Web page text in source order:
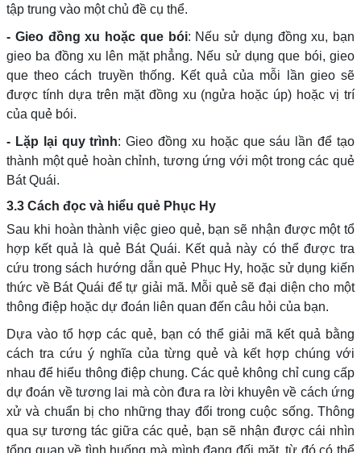
tập trung vào một chủ đề cụ thể.
- Gieo đồng xu hoặc que bói: Nếu sử dụng đồng xu, bạn
gieo ba đồng xu lên mặt phẳng. Nếu sử dụng que bói, gieo
que theo cách truyền thống. Kết quả của mỗi lần gieo sẽ
được tính dựa trên mặt đồng xu (ngửa hoặc úp) hoặc vị trí
của quẻ bói.
- Lặp lại quy trình: Gieo đồng xu hoặc que sáu lần để tạo
thành một quẻ hoàn chỉnh, tương ứng với một trong các quẻ
Bát Quái.
3.3 Cách đọc và hiểu quẻ Phục Hy
Sau khi hoàn thành việc gieo quẻ, bạn sẽ nhận được một tổ
hợp kết quả là quẻ Bát Quái. Kết quả này có thể được tra
cứu trong sách hướng dẫn quẻ Phục Hy, hoặc sử dụng kiến
thức về Bát Quái để tự giải mã. Mỗi quẻ sẽ đại diện cho một
thông điệp hoặc dự đoán liên quan đến câu hỏi của bạn.
Dựa vào tổ hợp các quẻ, bạn có thể giải mã kết quả bằng
cách tra cứu ý nghĩa của từng quẻ và kết hợp chúng với
nhau để hiểu thông điệp chung. Các quẻ không chỉ cung cấp
dự đoán về tương lai mà còn đưa ra lời khuyên về cách ứng
xử và chuẩn bị cho những thay đổi trong cuộc sống. Thông
qua sự tương tác giữa các quẻ, bạn sẽ nhận được cái nhìn